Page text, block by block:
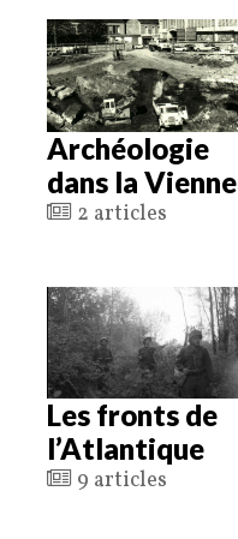
Archéologie
dans la Vienne
2 articles
Les fronts de
l’Atlantique
9 articles